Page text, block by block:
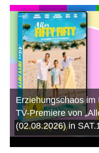
Erziehungschaos
TV-Premiere von
(02.08.2026) in